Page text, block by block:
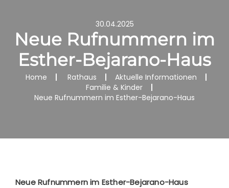
30.04.2025
Neue Rufnummern im
Esther-Bejarano-Haus
Home Rathaus
Aktuelle Informationen
Familie & Kinder
Neue Rufnummern im Esther-Bejarano-Haus
Neue Rufnummern im Esther-Bejarano-Haus